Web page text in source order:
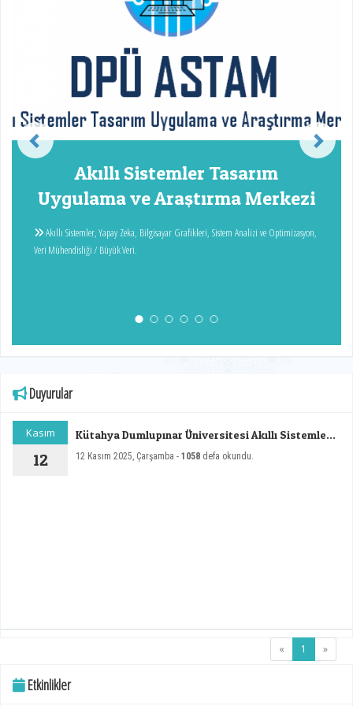
Akıllı Sistemler Tasarım
Uygulama ve Araştırma Merkezi
Veri Mühendisliği / Büyük Veri.
Duyurular
Kasım
12
Kütahya Dumlupınar Üniversitesi Akıllı Sistemler
12 Kasım 2025, Çarşamba - 1058 defa okundu.
« 1 (current)
»
Etkinlikler